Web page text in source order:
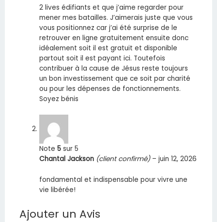
2 lives édifiants et que j’aime regarder pour
mener mes batailles. J’aimerais juste que vous
vous positionnez car j’ai été surprise de le
retrouver en ligne gratuitement ensuite donc
idéalement soit il est gratuit et disponible
partout soit il est payant ici. Toutefois
contribuer à la cause de Jésus reste toujours
un bon investissement que ce soit par charité
ou pour les dépenses de fonctionnements.
Soyez bénis
Note5 sur 5
Chantal Jackson (client confirmé) – juin 12, 2026
fondamental et indispensable pour vivre une
vie libérée!
Ajouter un Avis